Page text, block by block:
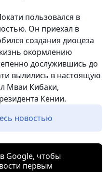
пользовался в
Он приехал в
создания диоцеза
окормлению
дослужившись до
вылились в настоящую
Мваи Кибаки,
Кении.
новостью
Google, чтобы
первым